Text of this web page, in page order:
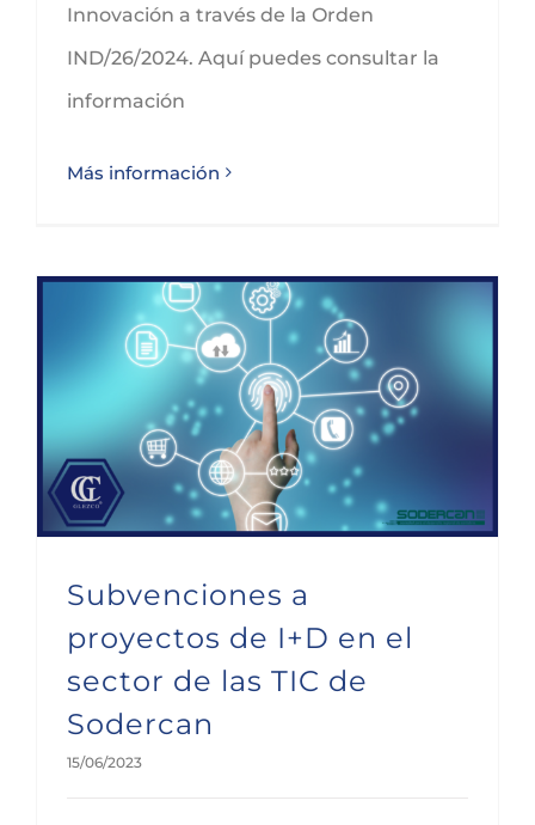
Innovación a través de la Orden
IND/26/2024. Aquí puedes consultar la
información
Más información
Subvenciones a
proyectos de I+D en el
sector de las TIC de
Sodercan
15/06/2023